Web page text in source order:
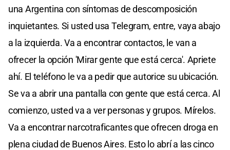
una Argentina con síntomas de descomposición
inquietantes. Si usted usa Telegram, entre, vaya abajo
a la izquierda. Va a encontrar contactos, le van a
ofrecer la opción 'Mirar gente que está cerca'. Apriete
ahí. El teléfono le va a pedir que autorice su ubicación.
Se va a abrir una pantalla con gente que está cerca. Al
comienzo, usted va a ver personas y grupos. Mírelos.
Va a encontrar narcotraficantes que ofrecen droga en
plena ciudad de Buenos Aires. Esto lo abrí a las cinco